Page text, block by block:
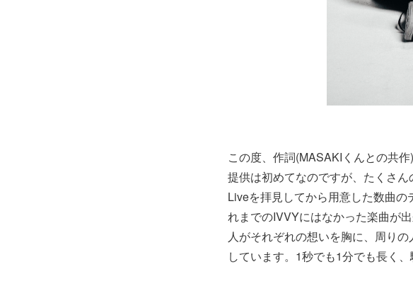
この度、作詞(MASAKIくんとの共
提供は初めてなのですが、たくさん
Liveを拝見してから用意した数曲
れまでのIVVYにはなかった楽曲が
人がそれぞれの想いを胸に、周り
しています。1秒でも1分でも長く、